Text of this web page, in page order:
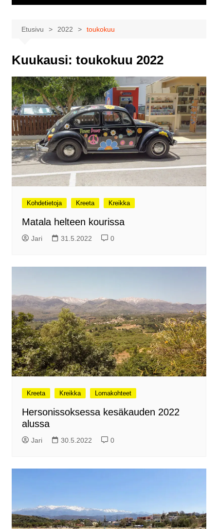
Etusivu 2022 toukokuu
Kuukausi: toukokuu 2022
Kohdetietoja Kreeta Kreikka
Matala helteen kourissa
Jari 31.5.2022 0
Kreeta Kreikka Lomakohteet
Hersonissoksessa kesäkauden 2022
alussa
Jari 30.5.2022 0